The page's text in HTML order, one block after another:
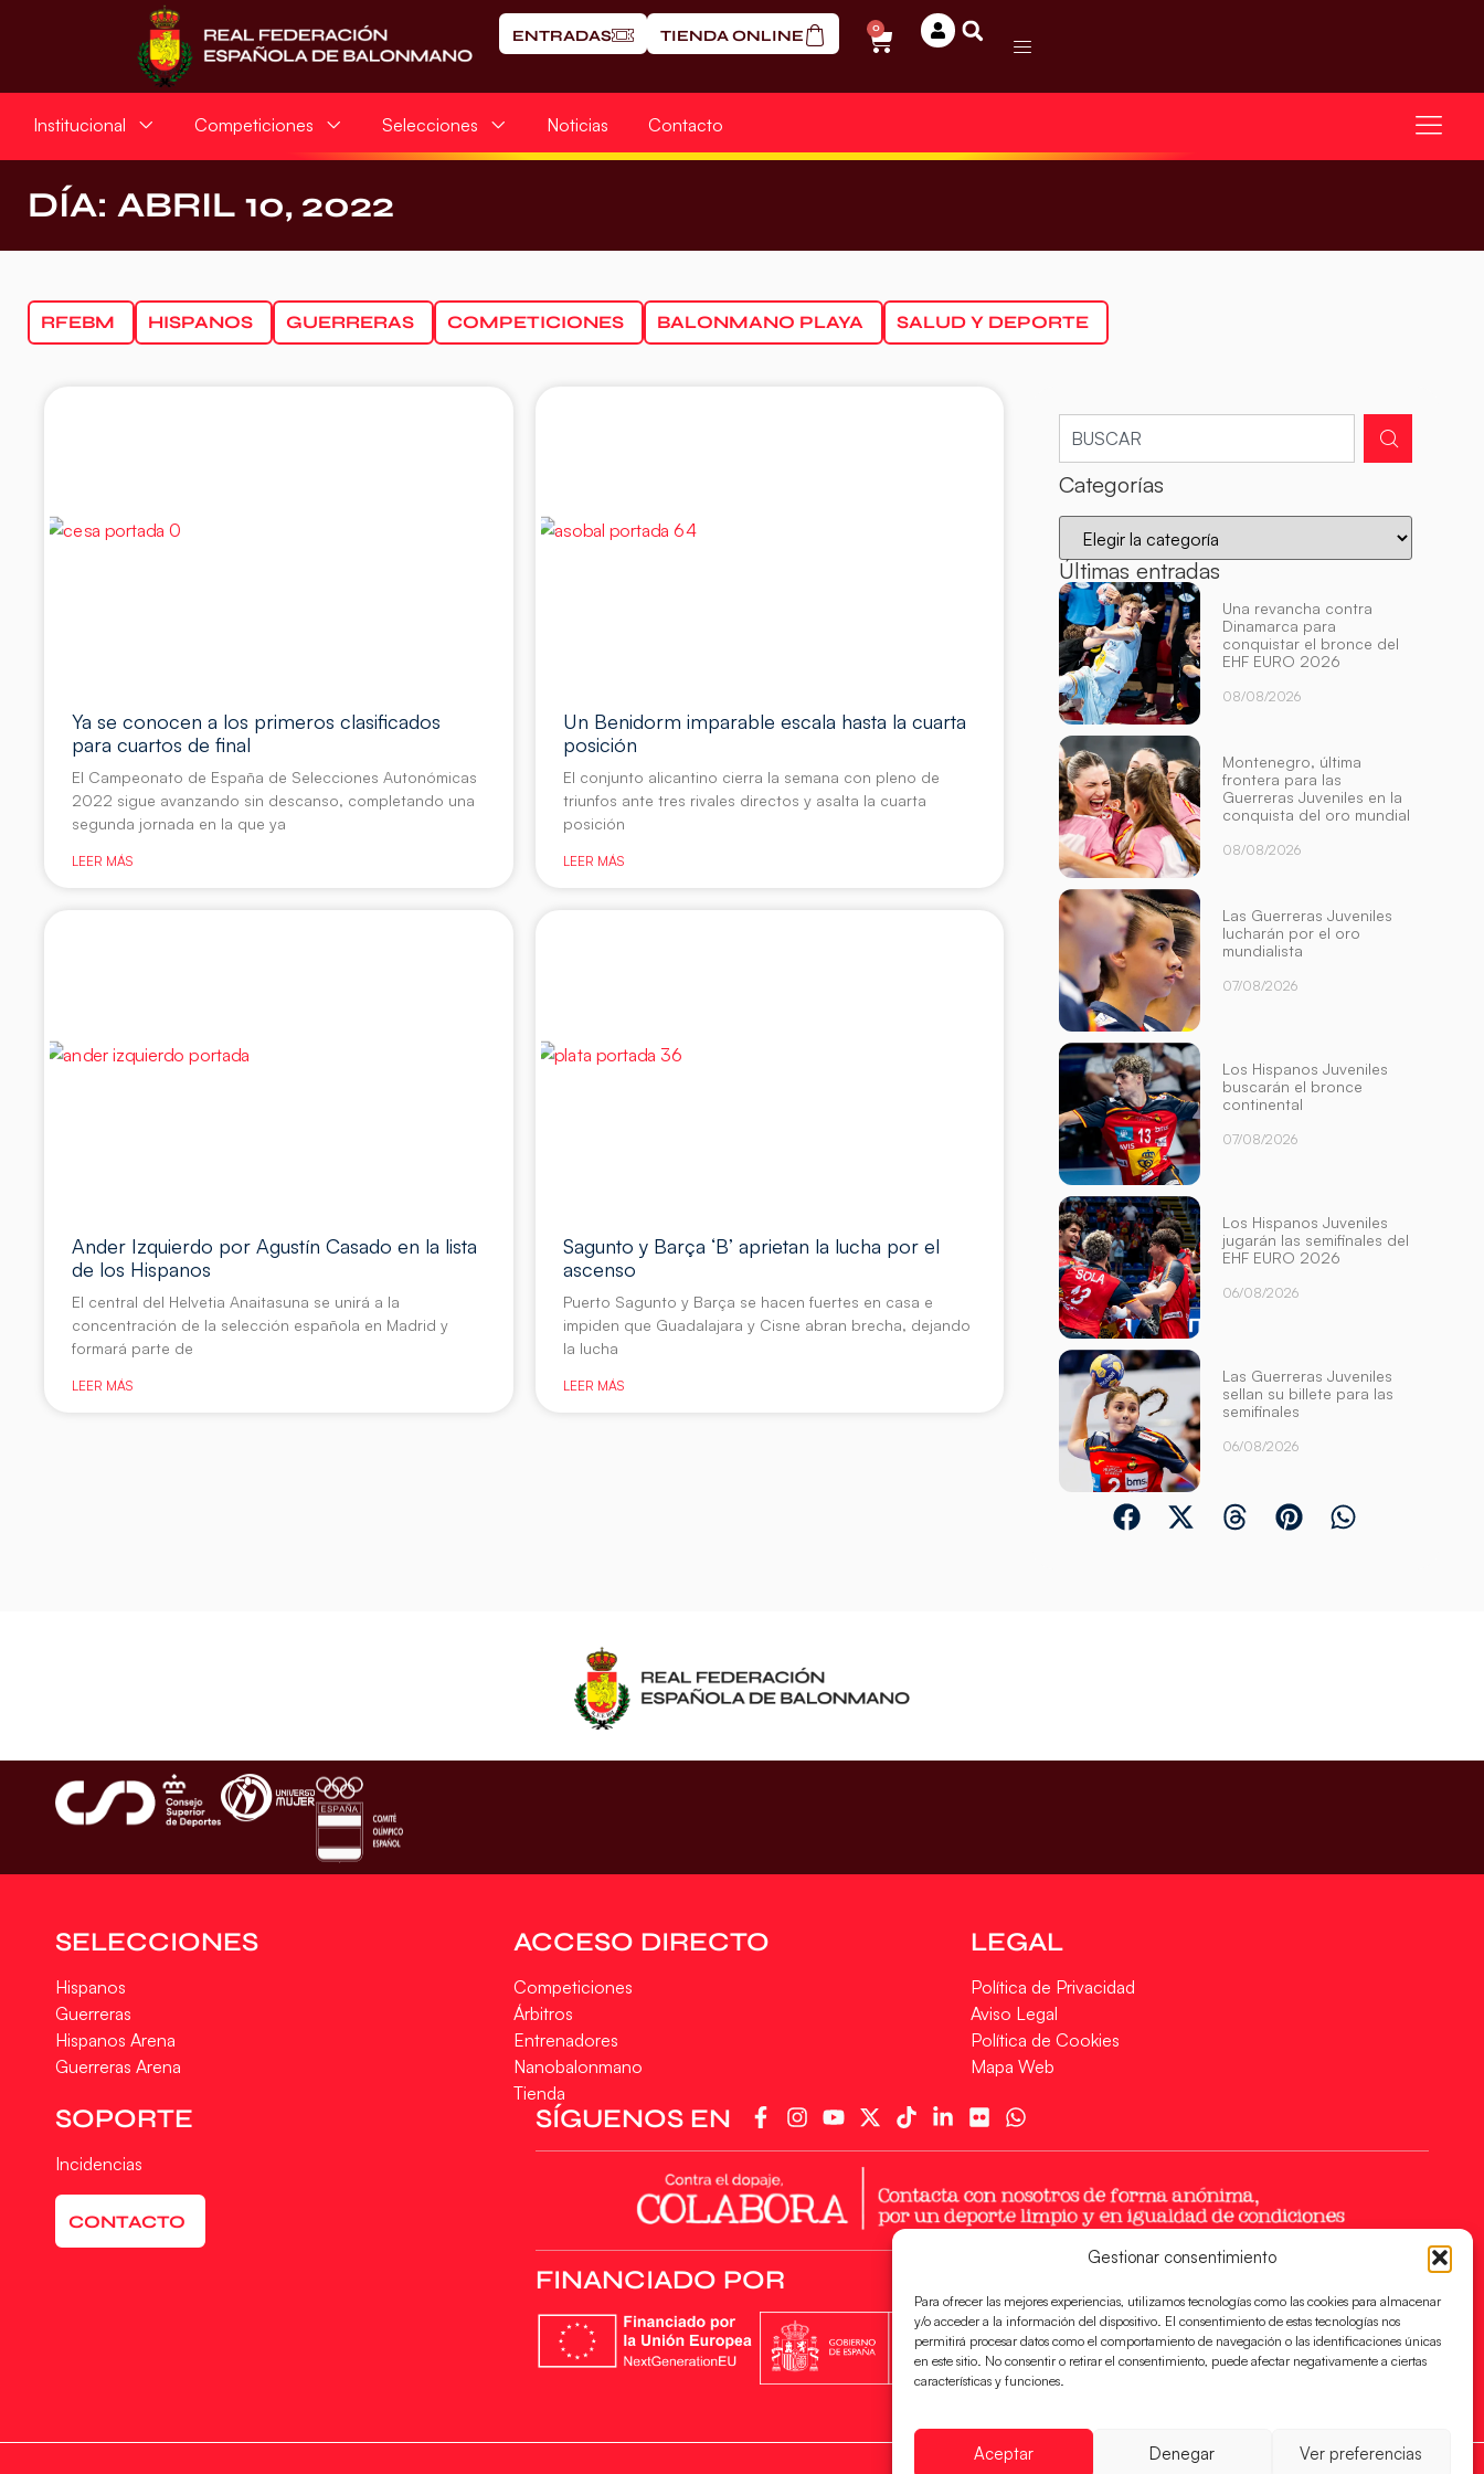
Gestionar consentimiento
Para ofrecer las mejores experiencias, utilizamos tecnologías como las cookies para almacenar
y/o acceder a la información del dispositivo. El consentimiento de estas tecnologías nos
permitirá procesar datos como el comportamiento de navegación o las identificaciones únicas
en este sitio. No consentir o retirar el consentimiento, puede afectar negativamente a ciertas
características y funciones.
Aceptar Denegar Ver preferencias
ENTRADAS TIENDA ONLINE 0
Institucional Competiciones Selecciones Noticias Contacto
DÍA: ABRIL 10, 2022
RFEBM HISPANOS GUERRERAS COMPETICIONES BALONMANO PLAYA SALUD Y DEPORTE
Ya se conocen a los primeros clasificados
para cuartos de final
El Campeonato de España de Selecciones Autonómicas
2022 sigue avanzando sin descanso, completando una
segunda jornada en la que ya
LEER MÁS
Un Benidorm imparable escala hasta la cuarta
posición
El conjunto alicantino cierra la semana con pleno de
triunfos ante tres rivales directos y asalta la cuarta
posición
LEER MÁS
Ander Izquierdo por Agustín Casado en la lista
de los Hispanos
El central del Helvetia Anaitasuna se unirá a la
concentración de la selección española en Madrid y
formará parte de
LEER MÁS
Sagunto y Barça ‘B’ aprietan la lucha por el
ascenso
Puerto Sagunto y Barça se hacen fuertes en casa e
impiden que Guadalajara y Cisne abran brecha, dejando
la lucha
LEER MÁS
Categorías
Últimas entradas
Una revancha contra
Dinamarca para
conquistar el bronce del
EHF EURO 2026
08/08/2026
Montenegro, última
frontera para las
Guerreras Juveniles en la
conquista del oro mundial
08/08/2026
Las Guerreras Juveniles
lucharán por el oro
mundialista
07/08/2026
Los Hispanos Juveniles
buscarán el bronce
continental
07/08/2026
Los Hispanos Juveniles
jugarán las semifinales del
EHF EURO 2026
06/08/2026
Las Guerreras Juveniles
sellan su billete para las
semifinales
06/08/2026
SELECCIONES
Hispanos
Guerreras
Hispanos Arena
Guerreras Arena
ACCESO DIRECTO
Competiciones
Árbitros
Entrenadores
Nanobalonmano
Tienda
LEGAL
Política de Privacidad
Aviso Legal
Política de Cookies
Mapa Web
SOPORTE
Incidencias
CONTACTO
SÍGUENOS EN
FINANCIADO POR